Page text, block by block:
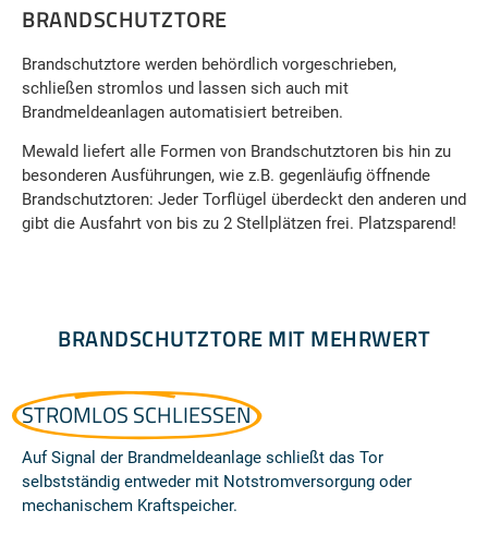
BRANDSCHUTZTORE
Brandschutztore werden behördlich vorgeschrieben,
schließen stromlos und lassen sich auch mit
Brandmeldeanlagen automatisiert betreiben.
Mewald liefert alle Formen von Brandschutztoren bis hin zu
besonderen Ausführungen, wie z.B. gegenläufig öffnende
Brandschutztoren: Jeder Torflügel überdeckt den anderen und
gibt die Ausfahrt von bis zu 2 Stellplätzen frei. Platzsparend!
BRANDSCHUTZTORE MIT MEHRWERT
STROMLOS SCHLIESSEN
Auf Signal der Brandmeldeanlage schließt das Tor
selbstständig entweder mit Notstromversorgung oder
mechanischem Kraftspeicher.